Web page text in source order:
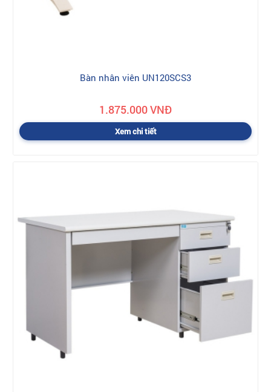
Bàn nhân viên UN120SCS3
1.875.000 VNĐ
Xem chi tiết